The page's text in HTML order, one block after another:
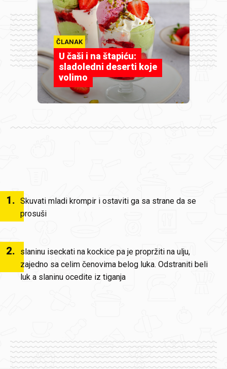
ČLANAK
U čaši i na štapiću:
sladoledni deserti koje
volimo
1. Skuvati mladi krompir i ostaviti ga sa strane da se
prosuši
2.
slaninu iseckati na kockice pa je propržiti na ulju,
zajedno sa celim čenovima belog luka. Odstraniti beli
luk a slaninu ocedite iz tiganja